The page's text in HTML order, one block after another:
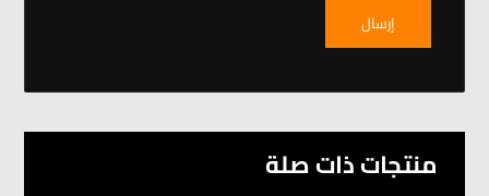
إرسال
منتجات ذات صلة